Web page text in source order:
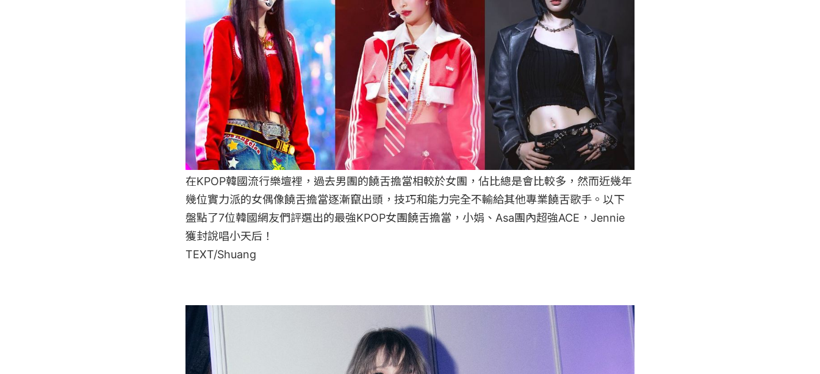
在KPOP韓國流行樂壇裡，過去男團的饒舌擔當相較於女團，佔比總是會比較多，然而近幾年
幾位實力派的女偶像饒舌擔當逐漸竄出頭，技巧和能力完全不輸給其他專業饒舌歌手。以下
盤點了7位韓國網友們評選出的最強KPOP女團饒舌擔當，小娟、Asa團內超強ACE，Jennie
獲封說唱小天后！
TEXT/Shuang